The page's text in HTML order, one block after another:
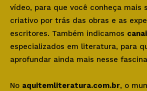
vídeo, para que você conheça mais
criativo por trás das obras e as
escritores. Também indicamos
especializados em literatura, para
aprofundar ainda mais nesse
No aquitemliteratura.com.br, o